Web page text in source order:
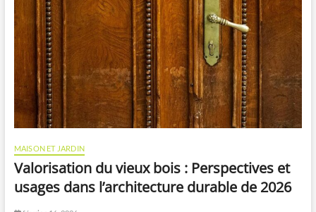
MAISON ET JARDIN
Valorisation du vieux bois : Perspectives et
usages dans l’architecture durable de 2026